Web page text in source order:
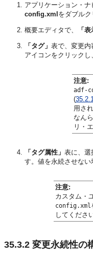
アプリケーション・ナ
config.xml をダブルク
概要エディタで、 「表
「タグ」 表で、変更内
アイコンをクリックし
注意:
adf-
(
用さ
なん
リ・
「タグ属性」 表に、選
す。値を永続させない
注意:
カスタム・
config.xml
してください
35.3.2 変更永続性の